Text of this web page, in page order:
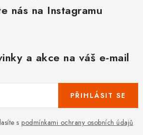
nás na Instagramu
a akce na váš e-mail
s podmínkami ochrany osobních údajů
PŘIHLÁSIT SE